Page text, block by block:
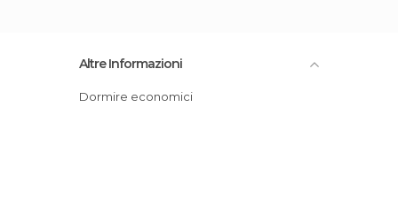
Altre Informazioni
Dormire economici